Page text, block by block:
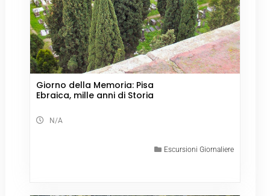
Giorno della Memoria: Pisa
Ebraica, mille anni di Storia
N/A
Escursioni Giornaliere